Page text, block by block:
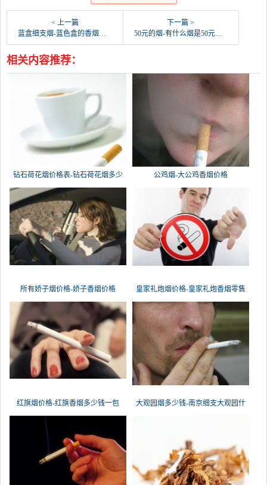
< 上一篇
蓝盒细支烟-蓝色盒的香烟有哪些 价格分别是多少？
下一篇 >
50元的烟-有什么烟是50元左右的?
相关内容推荐：
钻石荷花烟价格表-钻石荷花烟多少 公鸡烟-大公鸡香烟价格
所有娇子烟价格-娇子香烟价格 皇家礼炮烟价格-皇家礼炮香烟零售
红旗烟价格-红旗香烟多少钱一包 大观园烟多少钱-南京细支大观园什